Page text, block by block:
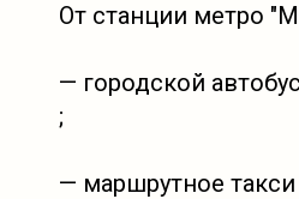
От станции метро
— городской
;
— маршрутное